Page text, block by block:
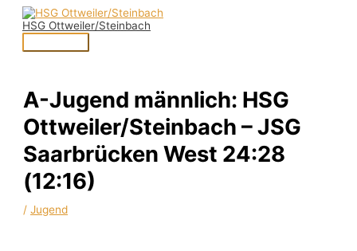
Zum
Inhalt
springen
HSG Ottweiler/Steinbach
Hauptmenü
A-Jugend männlich: HSG
Ottweiler/Steinbach – JSG
Saarbrücken West 24:28
(12:16)
/Jugend